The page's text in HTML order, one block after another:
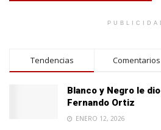
Tendencias Comentarios
Blanco y Negro le
Fernando Ortiz
ENERO 12, 2026